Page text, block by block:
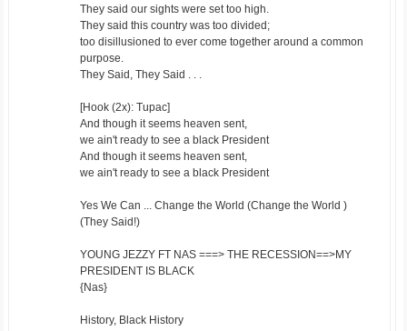
They said our sights were set too high.
They said this country was too divided;
too disillusioned to ever come together around a common
purpose.
They Said, They Said . . .
[Hook (2x): Tupac]
And though it seems heaven sent,
we ain't ready to see a black President
And though it seems heaven sent,
we ain't ready to see a black President
Yes We Can ... Change the World (Change the World )
(They Said!)
YOUNG JEZZY FT NAS ===> THE RECESSION==>MY
PRESIDENT IS BLACK
{Nas}
History, Black History